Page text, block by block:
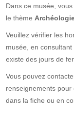
Dans ce musée,
le thème
Veuillez vérifier les
musée, en
existe des jours de
Vous pouvez
renseignements
dans la fiche ou en